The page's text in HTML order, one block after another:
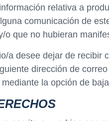
relativa a
comunicación de
o que no hubieran
a desee dejar de recibir
dirección de
la opción de